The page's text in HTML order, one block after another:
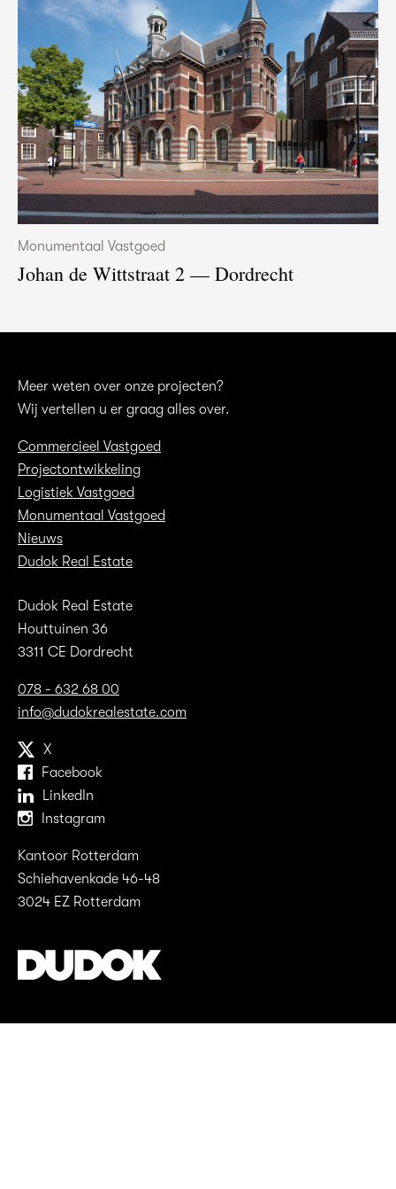
Monumentaal Vastgoed
Johan de Wittstraat 2 — Dordrecht
Meer weten over onze projecten?
Wij vertellen u er graag alles over.
Commercieel Vastgoed
Projectontwikkeling
Logistiek Vastgoed
Monumentaal Vastgoed
Nieuws
Dudok Real Estate
Dudok Real Estate
Houttuinen 36
3311 CE Dordrecht
078 - 632 68 00
info@dudokrealestate.com
X
Facebook
LinkedIn
Instagram
Kantoor Rotterdam
Schiehavenkade 46-48
3024 EZ Rotterdam